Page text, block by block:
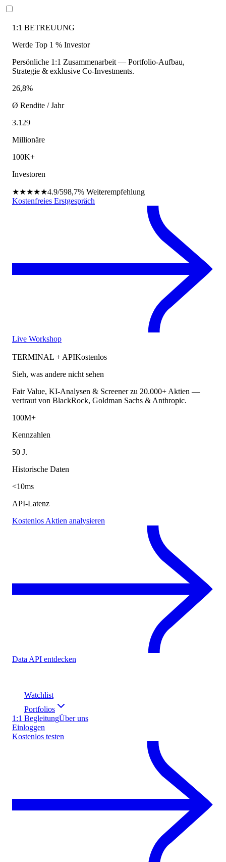
1:1 BETREUUNG
Werde Top 1 % Investor
Persönliche 1:1 Zusammenarbeit — Portfolio-Aufbau,
Strategie & exklusive Co-Investments.
26,8%
Ø Rendite / Jahr
3.129
Millionäre
100K+
Investoren
★★★★★4.9/598,7% Weiterempfehlung
Kostenfreies Erstgespräch
Live Workshop
TERMINAL + APIKostenlos
Sieh, was andere nicht sehen
Fair Value, KI-Analysen & Screener zu 20.000+ Aktien —
vertraut von BlackRock, Goldman Sachs & Anthropic.
100M+
Kennzahlen
50 J.
Historische Daten
<10ms
API-Latenz
Kostenlos Aktien analysieren
Data API entdecken
Watchlist
Portfolios
1:1 BegleitungÜber uns
Einloggen
Kostenlos testen